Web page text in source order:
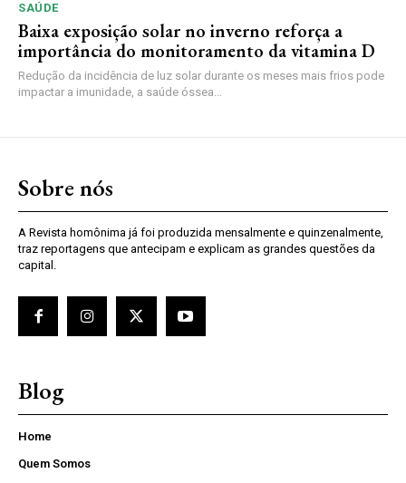
SAÚDE
Baixa exposição solar no inverno reforça a
importância do monitoramento da vitamina D
Redução da incidência de luz solar durante os meses mais frios pode
impactar a imunidade, a saúde óssea...
Sobre nós
A Revista homônima já foi produzida mensalmente e quinzenalmente,
traz reportagens que antecipam e explicam as grandes questões da
capital.
Blog
Home
Quem Somos